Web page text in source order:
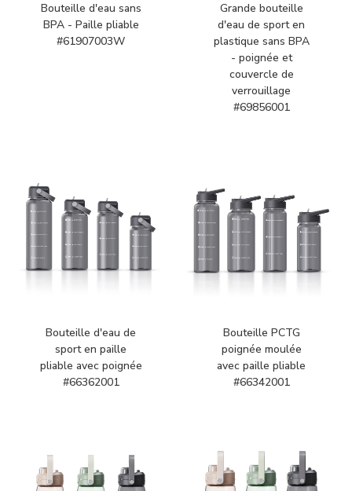
Bouteille d'eau sans
BPA - Paille pliable
#61907003W
Grande bouteille
d'eau de sport en
plastique sans BPA
- poignée et
couvercle de
verrouillage
#69856001
Bouteille d'eau de
sport en paille
pliable avec poignée
#66362001
Bouteille PCTG
poignée moulée
avec paille pliable
#66342001